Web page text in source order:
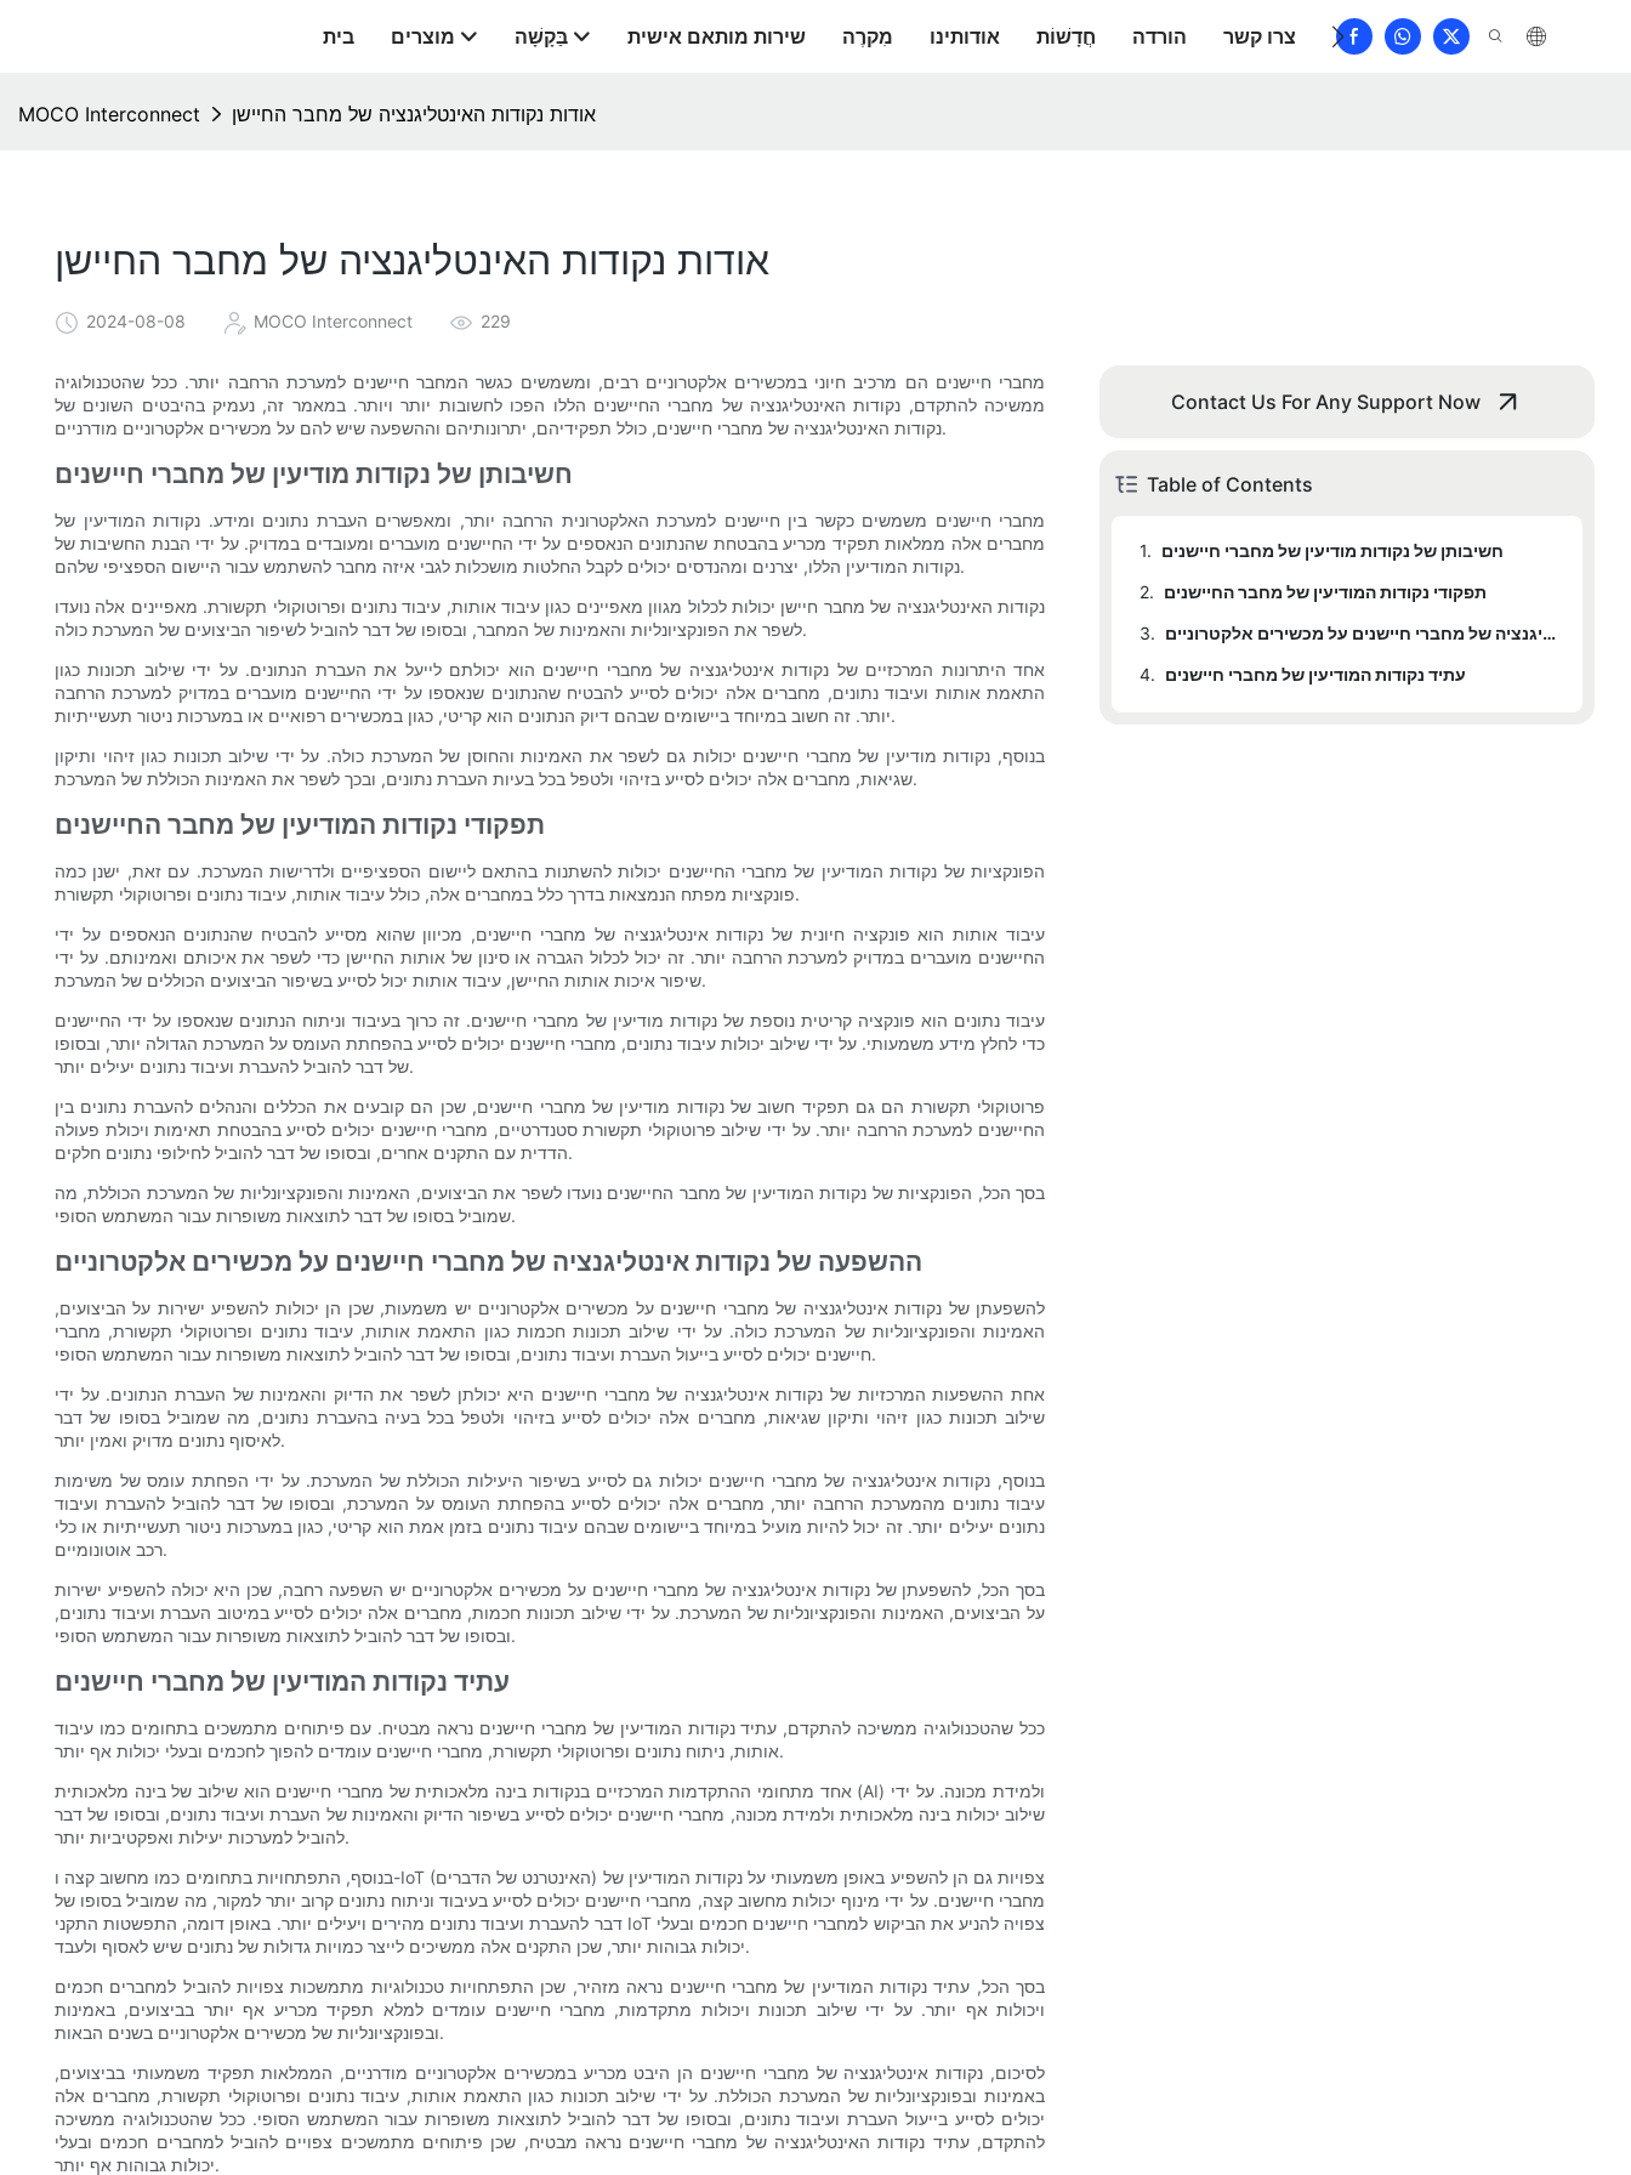
בית מוצרים בַּקָשָׁה שירות מותאם אישית מִקרֶה אודותינו חֲדָשׁוֹת הורדה צרו קשר שאלות נפוצות
MOCO Interconnect אודות נקודות האינטליגנציה של מחבר החיישן
אודות נקודות האינטליגנציה של מחבר החיישן
2024-08-08 MOCO Interconnect 229
מחברי חיישנים הם מרכיב חיוני במכשירים אלקטרוניים רבים, ומשמשים כגשר המחבר חיישנים למערכת הרחבה יותר. ככל שהטכנולוגיה
ממשיכה להתקדם, נקודות האינטליגנציה של מחברי החיישנים הללו הפכו לחשובות יותר ויותר. במאמר זה, נעמיק בהיבטים השונים של
נקודות האינטליגנציה של מחברי חיישנים, כולל תפקידיהם, יתרונותיהם וההשפעה שיש להם על מכשירים אלקטרוניים מודרניים.
חשיבותן של נקודות מודיעין של מחברי חיישנים
מחברי חיישנים משמשים כקשר בין חיישנים למערכת האלקטרונית הרחבה יותר, ומאפשרים העברת נתונים ומידע. נקודות המודיעין של
מחברים אלה ממלאות תפקיד מכריע בהבטחת שהנתונים הנאספים על ידי החיישנים מועברים ומעובדים במדויק. על ידי הבנת החשיבות של
נקודות המודיעין הללו, יצרנים ומהנדסים יכולים לקבל החלטות מושכלות לגבי איזה מחבר להשתמש עבור היישום הספציפי שלהם.
נקודות האינטליגנציה של מחבר חיישן יכולות לכלול מגוון מאפיינים כגון עיבוד אותות, עיבוד נתונים ופרוטוקולי תקשורת. מאפיינים אלה נועדו
לשפר את הפונקציונליות והאמינות של המחבר, ובסופו של דבר להוביל לשיפור הביצועים של המערכת כולה.
אחד היתרונות המרכזיים של נקודות אינטליגנציה של מחברי חיישנים הוא יכולתם לייעל את העברת הנתונים. על ידי שילוב תכונות כגון
התאמת אותות ועיבוד נתונים, מחברים אלה יכולים לסייע להבטיח שהנתונים שנאספו על ידי החיישנים מועברים במדויק למערכת הרחבה
יותר. זה חשוב במיוחד ביישומים שבהם דיוק הנתונים הוא קריטי, כגון במכשירים רפואיים או במערכות ניטור תעשייתיות.
בנוסף, נקודות מודיעין של מחברי חיישנים יכולות גם לשפר את האמינות והחוסן של המערכת כולה. על ידי שילוב תכונות כגון זיהוי ותיקון
שגיאות, מחברים אלה יכולים לסייע בזיהוי ולטפל בכל בעיות העברת נתונים, ובכך לשפר את האמינות הכוללת של המערכת.
תפקודי נקודות המודיעין של מחבר החיישנים
הפונקציות של נקודות המודיעין של מחברי החיישנים יכולות להשתנות בהתאם ליישום הספציפיים ולדרישות המערכת. עם זאת, ישנן כמה
פונקציות מפתח הנמצאות בדרך כלל במחברים אלה, כולל עיבוד אותות, עיבוד נתונים ופרוטוקולי תקשורת.
עיבוד אותות הוא פונקציה חיונית של נקודות אינטליגנציה של מחברי חיישנים, מכיוון שהוא מסייע להבטיח שהנתונים הנאספים על ידי
החיישנים מועברים במדויק למערכת הרחבה יותר. זה יכול לכלול הגברה או סינון של אותות החיישן כדי לשפר את איכותם ואמינותם. על ידי
שיפור איכות אותות החיישן, עיבוד אותות יכול לסייע בשיפור הביצועים הכוללים של המערכת.
עיבוד נתונים הוא פונקציה קריטית נוספת של נקודות מודיעין של מחברי חיישנים. זה כרוך בעיבוד וניתוח הנתונים שנאספו על ידי החיישנים
כדי לחלץ מידע משמעותי. על ידי שילוב יכולות עיבוד נתונים, מחברי חיישנים יכולים לסייע בהפחתת העומס על המערכת הגדולה יותר, ובסופו
של דבר להוביל להעברת ועיבוד נתונים יעילים יותר.
פרוטוקולי תקשורת הם גם תפקיד חשוב של נקודות מודיעין של מחברי חיישנים, שכן הם קובעים את הכללים והנהלים להעברת נתונים בין
החיישנים למערכת הרחבה יותר. על ידי שילוב פרוטוקולי תקשורת סטנדרטיים, מחברי חיישנים יכולים לסייע בהבטחת תאימות ויכולת פעולה
הדדית עם התקנים אחרים, ובסופו של דבר להוביל לחילופי נתונים חלקים.
בסך הכל, הפונקציות של נקודות המודיעין של מחבר החיישנים נועדו לשפר את הביצועים, האמינות והפונקציונליות של המערכת הכוללת, מה
שמוביל בסופו של דבר לתוצאות משופרות עבור המשתמש הסופי.
ההשפעה של נקודות אינטליגנציה של מחברי חיישנים על מכשירים אלקטרוניים
להשפעתן של נקודות אינטליגנציה של מחברי חיישנים על מכשירים אלקטרוניים יש משמעות, שכן הן יכולות להשפיע ישירות על הביצועים,
האמינות והפונקציונליות של המערכת כולה. על ידי שילוב תכונות חכמות כגון התאמת אותות, עיבוד נתונים ופרוטוקולי תקשורת, מחברי
חיישנים יכולים לסייע בייעול העברת ועיבוד נתונים, ובסופו של דבר להוביל לתוצאות משופרות עבור המשתמש הסופי.
אחת ההשפעות המרכזיות של נקודות אינטליגנציה של מחברי חיישנים היא יכולתן לשפר את הדיוק והאמינות של העברת הנתונים. על ידי
שילוב תכונות כגון זיהוי ותיקון שגיאות, מחברים אלה יכולים לסייע בזיהוי ולטפל בכל בעיה בהעברת נתונים, מה שמוביל בסופו של דבר
לאיסוף נתונים מדויק ואמין יותר.
בנוסף, נקודות אינטליגנציה של מחברי חיישנים יכולות גם לסייע בשיפור היעילות הכוללת של המערכת. על ידי הפחתת עומס של משימות
עיבוד נתונים מהמערכת הרחבה יותר, מחברים אלה יכולים לסייע בהפחתת העומס על המערכת, ובסופו של דבר להוביל להעברת ועיבוד
נתונים יעילים יותר. זה יכול להיות מועיל במיוחד ביישומים שבהם עיבוד נתונים בזמן אמת הוא קריטי, כגון במערכות ניטור תעשייתיות או כלי
רכב אוטונומיים.
בסך הכל, להשפעתן של נקודות אינטליגנציה של מחברי חיישנים על מכשירים אלקטרוניים יש השפעה רחבה, שכן היא יכולה להשפיע ישירות
על הביצועים, האמינות והפונקציונליות של המערכת. על ידי שילוב תכונות חכמות, מחברים אלה יכולים לסייע במיטוב העברת ועיבוד נתונים,
ובסופו של דבר להוביל לתוצאות משופרות עבור המשתמש הסופי.
עתיד נקודות המודיעין של מחברי חיישנים
ככל שהטכנולוגיה ממשיכה להתקדם, עתיד נקודות המודיעין של מחברי חיישנים נראה מבטיח. עם פיתוחים מתמשכים בתחומים כמו עיבוד
אותות, ניתוח נתונים ופרוטוקולי תקשורת, מחברי חיישנים עומדים להפוך לחכמים ובעלי יכולות אף יותר.
אחד מתחומי ההתקדמות המרכזיים בנקודות בינה מלאכותית של מחברי חיישנים הוא שילוב של בינה מלאכותית (AI) ולמידת מכונה. על ידי
שילוב יכולות בינה מלאכותית ולמידת מכונה, מחברי חיישנים יכולים לסייע בשיפור הדיוק והאמינות של העברת ועיבוד נתונים, ובסופו של דבר
להוביל למערכות יעילות ואפקטיביות יותר.
בנוסף, התפתחויות בתחומים כמו מחשוב קצה ו-IoT (האינטרנט של הדברים) צפויות גם הן להשפיע באופן משמעותי על נקודות המודיעין של
מחברי חיישנים. על ידי מינוף יכולות מחשוב קצה, מחברי חיישנים יכולים לסייע בעיבוד וניתוח נתונים קרוב יותר למקור, מה שמוביל בסופו של
דבר להעברת ועיבוד נתונים מהירים ויעילים יותר. באופן דומה, התפשטות התקני IoT צפויה להניע את הביקוש למחברי חיישנים חכמים ובעלי
יכולות גבוהות יותר, שכן התקנים אלה ממשיכים לייצר כמויות גדולות של נתונים שיש לאסוף ולעבד.
בסך הכל, עתיד נקודות המודיעין של מחברי חיישנים נראה מזהיר, שכן התפתחויות טכנולוגיות מתמשכות צפויות להוביל למחברים חכמים
ויכולות אף יותר. על ידי שילוב תכונות ויכולות מתקדמות, מחברי חיישנים עומדים למלא תפקיד מכריע אף יותר בביצועים, באמינות
ובפונקציונליות של מכשירים אלקטרוניים בשנים הבאות.
לסיכום, נקודות אינטליגנציה של מחברי חיישנים הן היבט מכריע במכשירים אלקטרוניים מודרניים, הממלאות תפקיד משמעותי בביצועים,
באמינות ובפונקציונליות של המערכת הכוללת. על ידי שילוב תכונות כגון התאמת אותות, עיבוד נתונים ופרוטוקולי תקשורת, מחברים אלה
יכולים לסייע בייעול העברת ועיבוד נתונים, ובסופו של דבר להוביל לתוצאות משופרות עבור המשתמש הסופי. ככל שהטכנולוגיה ממשיכה
להתקדם, עתיד נקודות האינטליגנציה של מחברי חיישנים נראה מבטיח, שכן פיתוחים מתמשכים צפויים להוביל למחברים חכמים ובעלי
יכולות גבוהות אף יותר.
Contact Us For Any Support Now
Table of Contents
1. חשיבותן של נקודות מודיעין של מחברי חיישנים
2. תפקודי נקודות המודיעין של מחבר החיישנים
3.
ההשפעה של נקודות אינטליגנציה של מחברי חיישנים על מכשירים אלקטרוניים
4. עתיד נקודות המודיעין של מחברי חיישנים